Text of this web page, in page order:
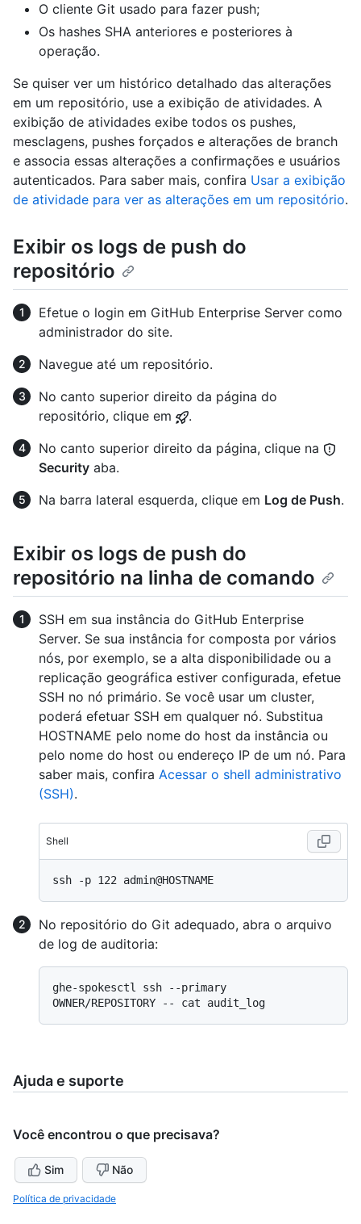
O cliente Git usado para fazer push;
Os hashes SHA anteriores e posteriores à
operação.
Se quiser ver um histórico detalhado das alterações
em um repositório, use a exibição de atividades. A
exibição de atividades exibe todos os pushes,
mesclagens, pushes forçados e alterações de branch
e associa essas alterações a confirmações e usuários
autenticados. Para saber mais, confira Usar a exibição
de atividade para ver as alterações em um repositório.
Exibir os logs de push do
repositório
Efetue o login em GitHub Enterprise Server como
administrador do site.
Navegue até um repositório.
No canto superior direito da página do
repositório, clique em
.
No canto superior direito da página, clique na
Security aba.
Na barra lateral esquerda, clique em Log de Push.
Exibir os logs de push do
repositório na linha de comando
SSH em sua instância do GitHub Enterprise
Server. Se sua instância for composta por vários
nós, por exemplo, se a alta disponibilidade ou a
replicação geográfica estiver configurada, efetue
SSH no nó primário. Se você usar um cluster,
poderá efetuar SSH em qualquer nó. Substitua
HOSTNAME pelo nome do host da instância ou
pelo nome do host ou endereço IP de um nó. Para
saber mais, confira Acessar o shell administrativo
(SSH).
Shell
No repositório do Git adequado, abra o arquivo
de log de auditoria:
ghe-spokesctl ssh --primary
Ajuda e suporte
Você encontrou o que precisava?
Sim Não
Política de privacidade